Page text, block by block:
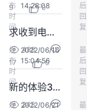
程
认
证
的
实
验
我
的
收
藏
支
持
声
建
议
布
时
间
14:28:08
后
回
复
9
0
求收到电饭锅小伙伴晒图
发
布
时
间
2022/06/16
15:04:56
最
后
回
复
488
17
0
新的体验30天后会如何？
发 2022/06/21
最
245